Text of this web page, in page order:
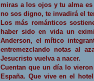
miras a los ojos y tu alma
no sos digno, te invadirá el
Los más románticos
haber sido en vida un
Anderson, el mítico
entremezclando notas al
Jesucristo vuelva a nacer.
Cuentan que un día lo
España. Que vive en el